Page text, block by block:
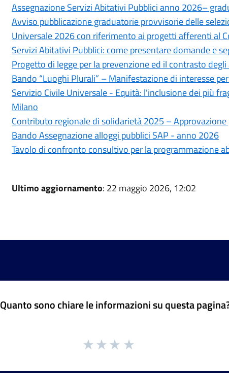
Assegnazione Servizi Abitativi Pubblici anno 2026–
Avviso pubblicazione graduatorie provvisorie delle
Universale 2026 con riferimento ai progetti afferenti al
Servizi Abitativi Pubblici: come presentare domande e
Progetto di legge per la prevenzione ed il contrasto
Bando “Luoghi Plurali” – Manifestazione di interesse
Servizio Civile Universale - Equità: l'inclusione dei più
Milano
Contributo regionale di solidarietà 2025 –
Bando Assegnazione alloggi pubblici SAP - anno 2026
Tavolo di confronto consultivo per la programmazione
Ultimo aggiornamento: 22 maggio 2026, 12:02
Quanto sono chiare le informazioni su questa